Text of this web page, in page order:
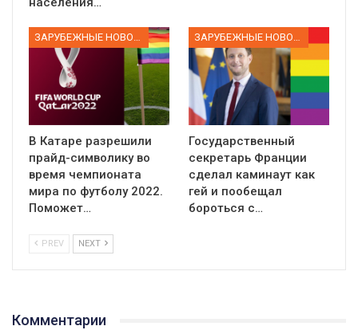
В Катаре разрешили
прайд-символику во
время чемпионата
мира по футболу 2022.
Поможет…
Государственный
секретарь Франции
сделал каминаут как
гей и пообещал
бороться с…
PREV NEXT
Комментарии